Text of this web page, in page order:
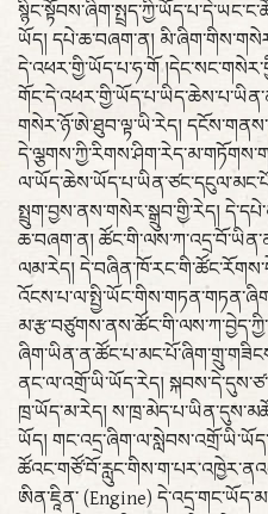
ཡོད། དཔེ་ཆ་བཞག་ན།
དེ་འཕར་གྱི་ཡོད་པ་ཧ་གོ
གསེར་ཉོ་ཨེ་ཐུབ་ལྟ་ཡི་རེད།
སྤྲུག་བྱས་ནས་གསེར་སྒྲུབ་གྱི་རེད།
ཆ་བཞག་ན།
ལམ་རེད།
ནང་ལ་འགྲོ་ཡི་ཡོད་རེད།
ཁྲ་ཡོད་མ་རེད།
ཡོད།
ཨིན་ཇཱིན་ (Engine)